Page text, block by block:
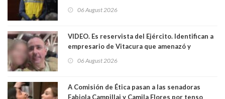
06 August 2026
VIDEO. Es reservista del Ejército. Identifican a
empresario de Vitacura que amenazó y
al "ring raja". Se trata de Andrés Arrieta y la
06 August 2026
A Comisión de Ética pasan a las senadoras
Fabiola Campillai y Camila Flores por tenso